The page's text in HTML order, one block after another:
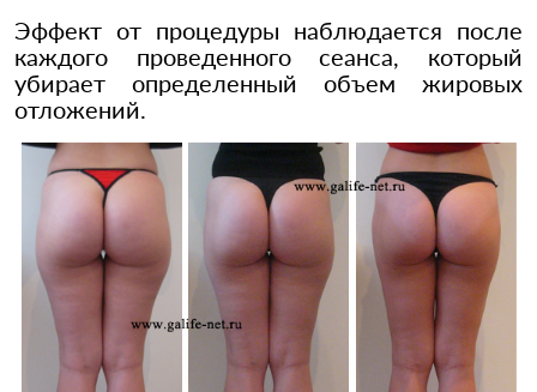
Эффект от процедуры наблюдается после
каждого проведенного сеанса, который
убирает определенный объем жировых
отложений.